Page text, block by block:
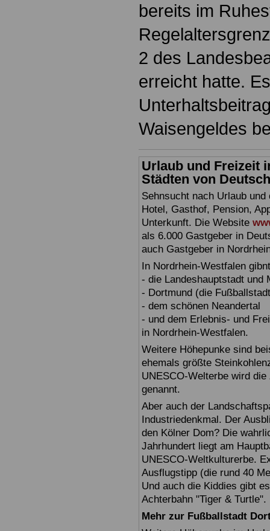
bereits im
2 des
erreicht hatte.
Waisengeldes
Urlaub und Freizeit
Städten von
Sehnsucht nach Urlaub
Hotel, Gasthof, Pension,
Unterkunft. Die Website
als 6.000 Gastgeber in
auch Gastgeber in
In Nordrhein-Westfalen
- die Landeshauptstadt und
- Dortmund (die
- dem schönen Neandertal
- und dem Erlebnis- und
in Nordrhein-Westfalen.
Weitere Höhepunke sind
ehemals größte
UNESCO-Welterbe wird
genannt.
Aber auch der
Industriedenkmal. Der
den Kölner Dom? Die
Jahrhundert liegt am
UNESCO-Weltkulturerbe.
Ausflugstipp (die rund 40
Und auch die Kiddies gibt
Achterbahn "Tiger & Turtle".
Mehr zur Fußballstadt